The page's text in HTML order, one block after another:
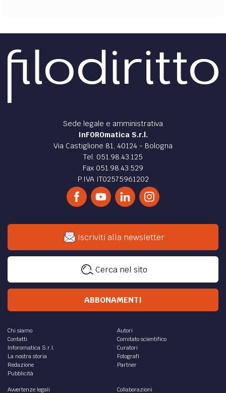
tra il reato di stalking e quello di revenge porn
Quali sono le differenze, giuridiche, formali e sostanziali,
tra la fattispecie penale di stalking e quella di Revenge
Porn? La Cassazione detta una linea
Francesca De Carlo
Cassazione fa breccia sulla disciplina delle c.d.
società di comodo
La Corte di Cassazione, sent. 24416/24, ha disapplicato la
disciplina nazionale sulle cd. società di comodo perché in
contrasto con il sistema unionale dell’Iva...
,Alessandro Villani
evoluzione giurisprudenziale in Italia
Questo lavoro affronta il tema del diritto alla riservatezza
attraverso le sentenze con cui la giurisprudenza arriva a
riconoscerne il riconoscimento
Un docente avvocato può proporre cause contro il
Ministero dell’Istruzione? La Corte di Appello di Bologna
con sentenza del 25.03.2024 ha stabilito di si!
diGianfranco Nunziata